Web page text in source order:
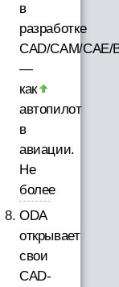
в
разработке
CAD/CAM/CAE/
—
как
автопилот
в
авиации.
Не
более
ODA
открывает
свои
CAD-